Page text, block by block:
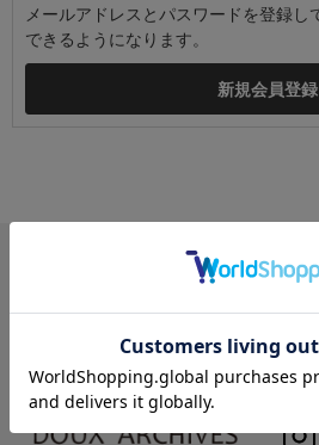
メールアドレスとパスワードを登録
できるようになります。